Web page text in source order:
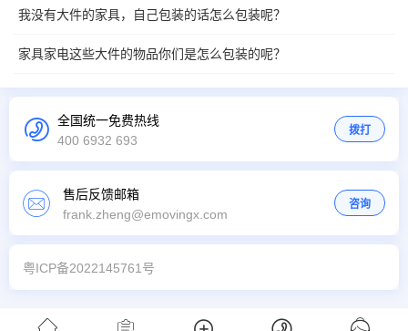
我没有大件的家具，自己包装的话怎么包装呢？
家具家电这些大件的物品你们是怎么包装的呢？
全国统一免费热线
400 6932 693
拨打
售后反馈邮箱
frank.zheng@emovingx.com
咨询
粤ICP备2022145761号